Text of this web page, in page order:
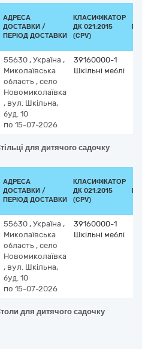
АДРЕСА
ДОСТАВКИ /
ПЕРІОД ДОСТАВКИ
КЛАСИФІКАТОР
ДК 021:2015
(CPV)
55630 , Україна ,
Миколаївська
область , село
Новомиколаївка
, вул. Шкільна,
буд. 10
по 15-07-2026
39160000-1
Шкільні меблі
для дитячого садочку
АДРЕСА
ДОСТАВКИ /
ПЕРІОД ДОСТАВКИ
КЛАСИФІКАТОР
ДК 021:2015
(CPV)
55630 , Україна ,
Миколаївська
область , село
Новомиколаївка
, вул. Шкільна,
буд. 10
по 15-07-2026
39160000-1
Шкільні меблі
для дитячого садочку